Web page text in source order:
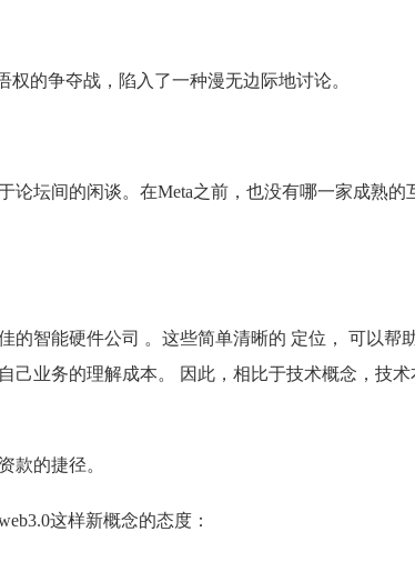
的争夺战，陷入了一种漫无边际地讨论。
论坛间的闲谈。在Meta之前，也没有哪一家成熟的
的智能硬件公司 。这些简单清晰的 定位， 可以帮
己业务的理解成本。 因此，相比于技术概念，技术
款的捷径。
这样新概念的态度：